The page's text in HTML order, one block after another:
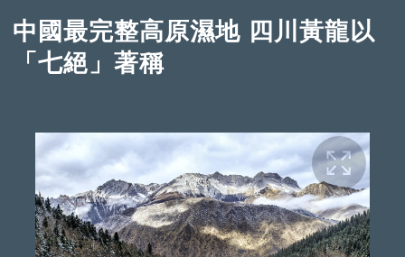
中國最完整高原濕地 四川黃龍以
「七絕」著稱